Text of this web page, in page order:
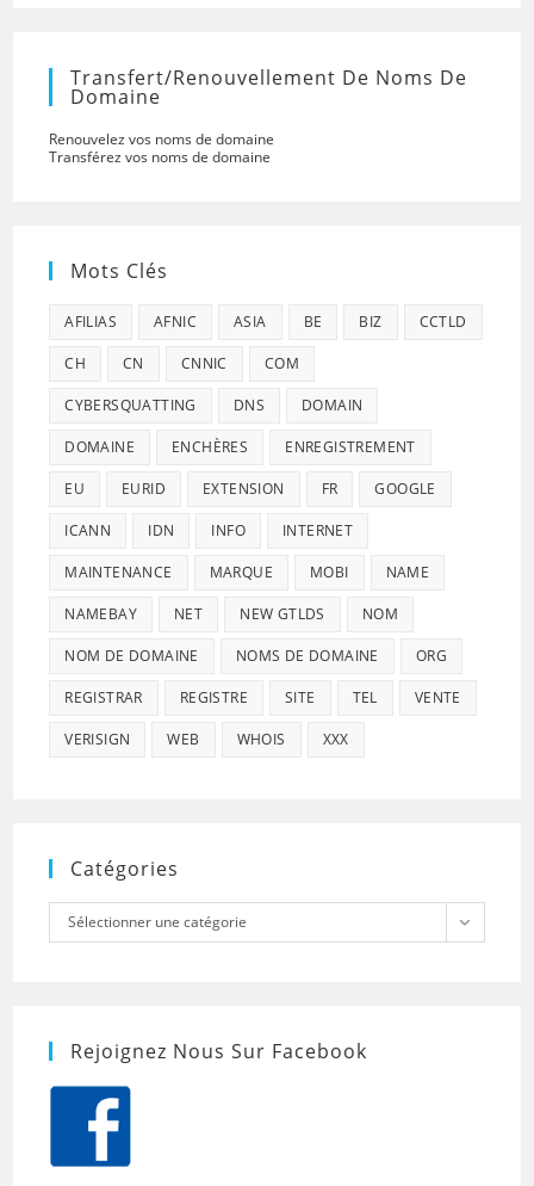
Transfert/renouvellement De Noms De
Domaine
Renouvelez vos noms de domaine
Transférez vos noms de domaine
Mots Clés
AFILIAS AFNIC ASIA BE BIZ CCTLD
CH CN CNNIC COM
CYBERSQUATTING DNS DOMAIN
DOMAINE ENCHÈRES ENREGISTREMENT
EU EURID EXTENSION FR GOOGLE
ICANN IDN INFO INTERNET
MAINTENANCE MARQUE MOBI NAME
NAMEBAY NET NEW GTLDS NOM
NOM DE DOMAINE NOMS DE DOMAINE ORG
REGISTRAR REGISTRE SITE TEL VENTE
VERISIGN WEB WHOIS XXX
Catégories
Catégories
Sélectionner une catégorie
Rejoignez Nous Sur Facebook